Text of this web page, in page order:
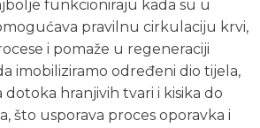
funkcioniraju kada su u
pravilnu cirkulaciju krvi,
i pomaže u regeneraciji
imobiliziramo određeni dio tijela,
dotoka hranjivih tvari i kisika do
što usporava proces oporavka i